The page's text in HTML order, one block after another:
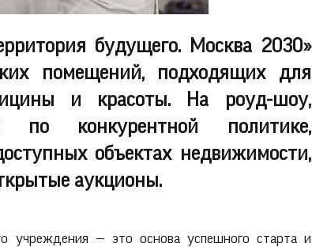
будущего. Москва 2030»
помещений, подходящих для
и красоты. На роуд-шоу,
по конкурентной политике,
объектах недвижимости,
аукционы.
учреждения — это основа успешного старта и